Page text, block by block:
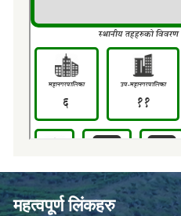
महत्वपूर्ण लिंकहरु